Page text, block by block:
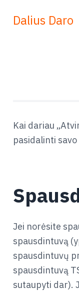
Dalius Daro
Kai dariau
pasidalinti
Jei norėsite
spausdintuvą
spausdintuvų
spausdintuvą
sutaupyti dar).